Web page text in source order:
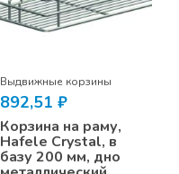
Выдвижные корзины
892,51 ₽
Корзина на раму,
Hafele Crystal, в
базу 200 мм, дно